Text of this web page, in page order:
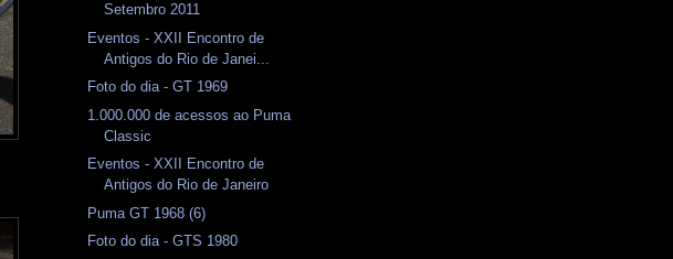
Setembro 2011
Eventos - XXII Encontro de
Antigos do Rio de Janei...
Foto do dia - GT 1969
1.000.000 de acessos ao Puma
Classic
Eventos - XXII Encontro de
Antigos do Rio de Janeiro
Puma GT 1968 (6)
Foto do dia - GTS 1980